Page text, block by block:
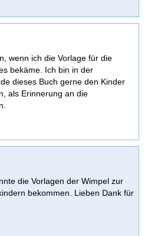
wenn ich die Vorlage für die
bekäme. Ich bin in der
dieses Buch gerne den Kinder
als Erinnerung an die
die Vorlagen der Wimpel zur
bekommen. Lieben Dank für